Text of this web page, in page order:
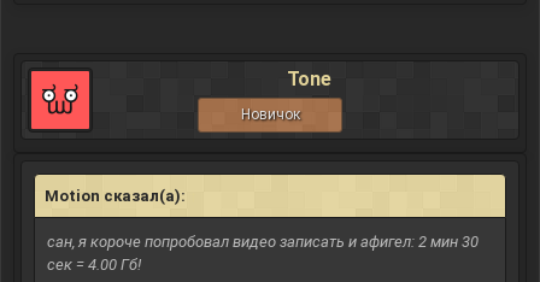
Tone
Новичок
Motion сказал(а):
сан, я короче попробовал видео записать и афигел: 2 мин 30
сек = 4.00 Гб!